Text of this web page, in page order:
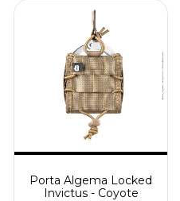
Porta Algema Locked
Invictus - Coyote